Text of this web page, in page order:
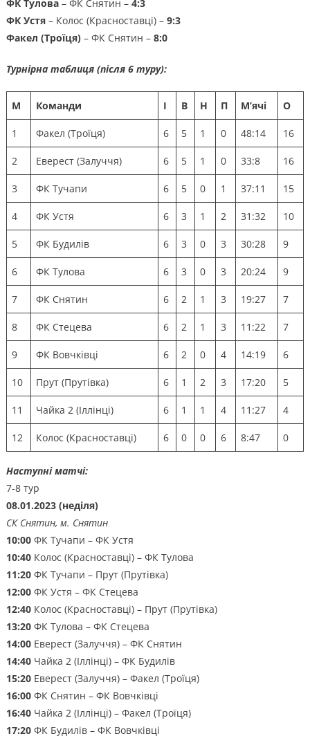
ФК Тулова– ФК Снятин – 4:3
ФК Устя– Колос (Красноставці) – 9:3
Факел (Троїця)– ФК Снятин –8:0
Турнірна таблиця (після 6 туру):
М Команди І В Н П М’ячі О
1 Факел (Троїця) 6 5 1 0 48:14 16
2 Еверест (Залуччя) 6 5 1 0 33:8 16
3 ФК Тучапи 6 5 0 1 37:11 15
4 ФК Устя 6 3 1 2 31:32 10
5 ФК Будилів 6 3 0 3 30:28 9
6 ФК Тулова 6 3 0 3 20:24 9
7 ФК Снятин 6 2 1 3 19:27 7
8 ФК Стецева 6 2 1 3 11:22 7
9 ФК Вовчківці 6 2 0 4 14:19 6
10 Прут (Прутівка) 6 1 2 3 17:20 5
11 Чайка 2 (Іллінці) 6 1 1 4 11:27 4
12 Колос (Красноставці) 6 0 0 6 8:47 0
Наступні матчі:
7-8 тур
08.01.2023 (неділя)
СК Снятин, м. Снятин
10:00ФК Тучапи – ФК Устя
10:40Колос (Красноставці) – ФК Тулова
11:20ФК Тучапи – Прут (Прутівка)
12:00ФК Устя – ФК Стецева
12:40Колос (Красноставці) – Прут (Прутівка)
13:20ФК Тулова – ФК Стецева
14:00 Еверест (Залуччя) – ФК Снятин
14:40Чайка 2 (Іллінці) – ФК Будилів
15:20Еверест (Залуччя) – Факел (Троїця)
16:00ФК Снятин – ФК Вовчківці
16:40Чайка 2 (Іллінці) – Факел (Троїця)
17:20ФК Будилів – ФК Вовчківці